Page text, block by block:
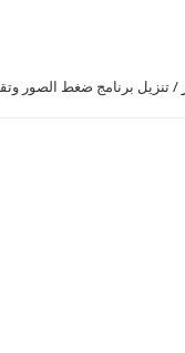
/ تنزيل برنامج ضغط الصور